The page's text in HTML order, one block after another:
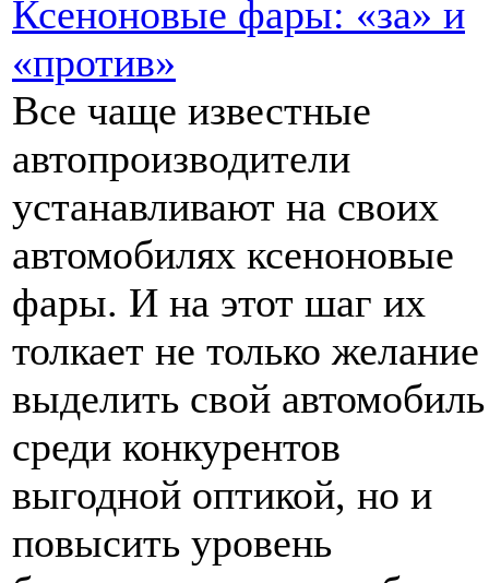
Ксеноновые фары: «за» и
«против»
Все чаще известные
автопроизводители
устанавливают на своих
автомобилях ксеноновые
фары. И на этот шаг их
толкает не только желание
выделить свой автомобиль
среди конкурентов
выгодной оптикой, но и
повысить уровень